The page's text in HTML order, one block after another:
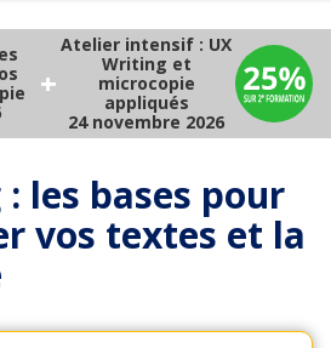
+
Atelier intensif : UX
Writing et
microcopie
appliqués
24 novembre 2026
les bases pour
vos textes et la